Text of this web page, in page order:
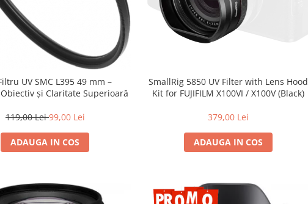
UV SMC L395 49 mm –
și Claritate Superioară
119,00 Lei99,00 Lei
ADAUGA IN COS
SmallRig 5850 UV Filter with Lens Hood
Kit for FUJIFILM X100VI / X100V (Black)
379,00 Lei
ADAUGA IN COS